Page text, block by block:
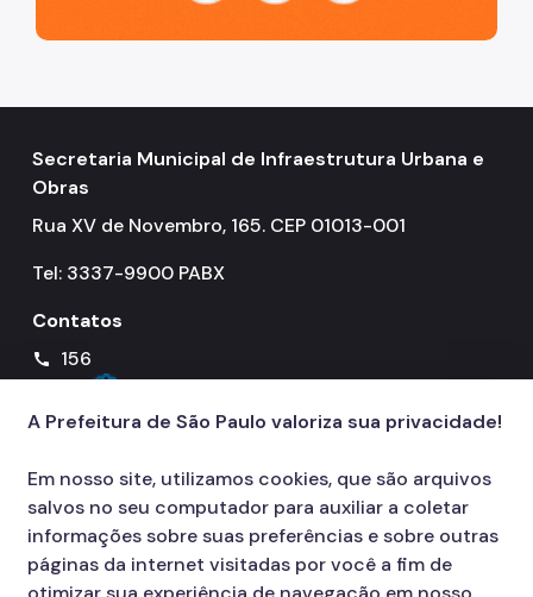
Secretaria Municipal de Infraestrutura Urbana e
Obras
Rua XV de Novembro, 165. CEP 01013-001
Tel: 3337-9900 PABX
Contatos
call 156
A Prefeitura de São Paulo valoriza sua privacidade!
Em nosso site, utilizamos cookies, que são arquivos
salvos no seu computador para auxiliar a coletar
informações sobre suas preferências e sobre outras
páginas da internet visitadas por você a fim de